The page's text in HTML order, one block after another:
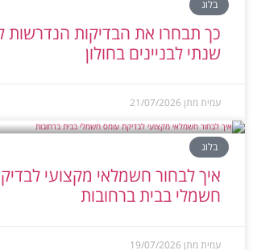
עמית מתן
בלוג
חשמלי בבית ברחובות
עמית מתן
מעוניינים להתייעץ עם חשמלאי מוסמך ?